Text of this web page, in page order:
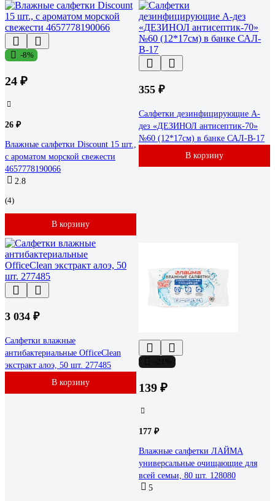
-8%
24 ₽
26 ₽
Влажные салфетки Discount 15 шт.,
с ароматом морской свежести
4657778190066
2.8
(4)
В корзину
355 ₽
Салфетки дезинфицирующие А-
дез «ДЕЗИНОЛ антисептик-70»
№60 (12*17см) в банке САЛ-В-17
В корзину
3 034 ₽
Салфетки влажные
антибактериальные OfficeClean
экстракт алоэ, 50 шт. 277485
В корзину
139 ₽
177 ₽
Влажные салфетки ЛАЙМА
универсальные очищающие для
всей семьи, 80 шт. 128080
5